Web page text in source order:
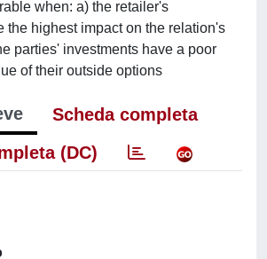
when: a) the retailer's
the highest impact on the relation's
parties' investments have a poor
of their outside options
Scheda completa
(DC)